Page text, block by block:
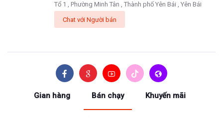
Tổ 1 , Phường Minh Tân , Thành phố Yên Bái , Yên Bái
Chat với Người bán
Gian hàng Bán chạy Khuyến mãi